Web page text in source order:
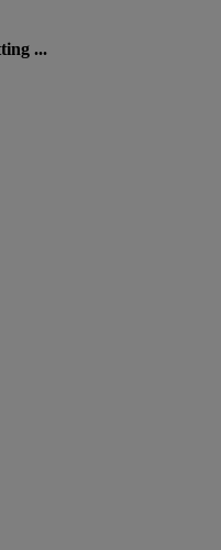
...